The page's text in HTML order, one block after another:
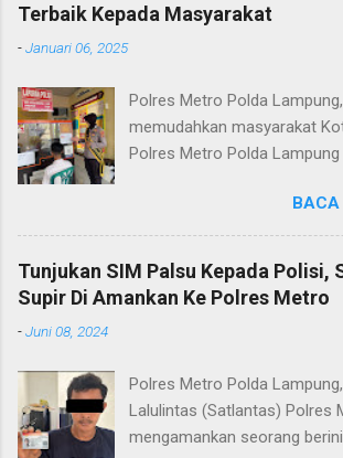
Terbaik Kepada Masyarakat
-Januari 06, 2025
Polres Metro Polda
memudahkan masyarakat
Polres Metro Polda Lampung
terkait layanan pengaduan,
pelayanan Identifikasi sidik
kepada masyarakat. Senin
mewujudkan pelayanan
Heri Sulistyo Nugroho S.IK,
“SPKT Polres Metro akan
memberikan pelayanan yang
BACA
Tunjukan SIM Palsu Kepada Polisi,
Supir Di Amankan Ke Polres Metro
-Juni 08, 2024
Polres Metro Polda
Lalulintas (Satlantas) Polres
mengamankan seorang